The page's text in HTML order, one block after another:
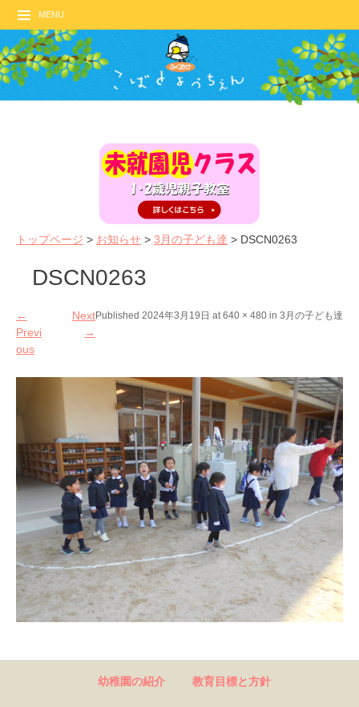
MENU
トップページ > お知らせ > 3月の子ども達 > DSCN0263
DSCN0263
Published 2024年3月19日 at 640 × 480 in 3月の子ども達
←
Previ
ous
Next
→
幼稚園の紹介 教育目標と方針